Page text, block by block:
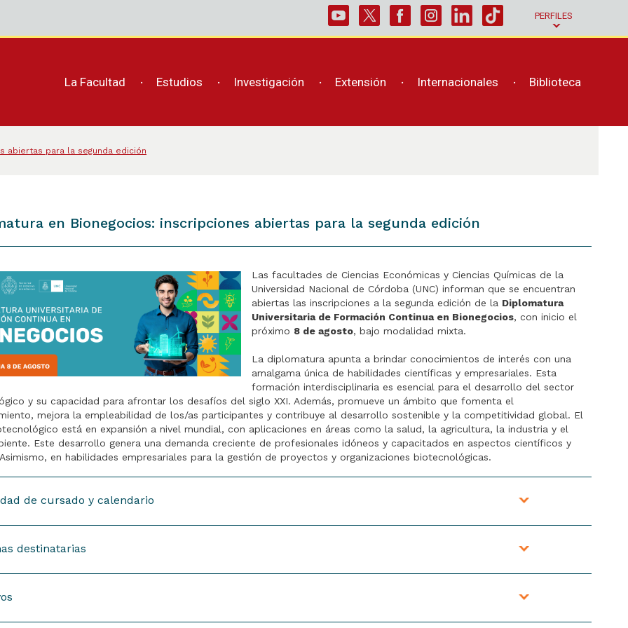
PERFILES
La Facultad Estudios Investigación Extensión Internacionales Biblioteca
abiertas para la segunda edición
en Bionegocios: inscripciones abiertas para la segunda edición
Las facultades de Ciencias Económicas y Ciencias Químicas de la
Universidad Nacional de Córdoba (UNC) informan que se encuentran
abiertas las inscripciones a la segunda edición de la Diplomatura
Universitaria de Formación Continua en Bionegocios, con inicio el
próximo 8 de agosto, bajo modalidad mixta.
La diplomatura apunta a brindar conocimientos de interés con una
amalgama única de habilidades científicas y empresariales. Esta
formación interdisciplinaria es esencial para el desarrollo del sector
y su capacidad para afrontar los desafíos del siglo XXI. Además, promueve un ámbito que fomenta el
mejora la empleabilidad de los/as participantes y contribuye al desarrollo sostenible y la competitividad global. El
está en expansión a nivel mundial, con aplicaciones en áreas como la salud, la agricultura, la industria y el
Este desarrollo genera una demanda creciente de profesionales idóneos y capacitados en aspectos científicos y
en habilidades empresariales para la gestión de proyectos y organizaciones biotecnológicas.
de cursado y calendario
una clase asincrónica, virtual y grabada previamente por cada docente a cargo. Contenido basado en conceptos
lado, una clase presencial sincrónica, clase virtual sincrónica dictada por el/la docente a cargo. Contenido basado en el
destinatarias
de ciencias biológicas, negocios y administración, y emprendedores/as en biotecnología.